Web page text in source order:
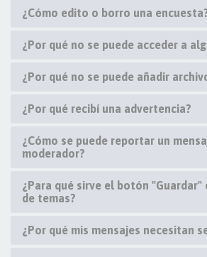
¿Cómo edito o borro una
¿Por qué no se puede acceder a
¿Por qué no se puede añadir
¿Por qué recibí una advertencia?
¿Cómo se puede reportar un
moderador?
¿Para qué sirve el botón "Guardar"
de temas?
¿Por qué mis mensajes necesitan